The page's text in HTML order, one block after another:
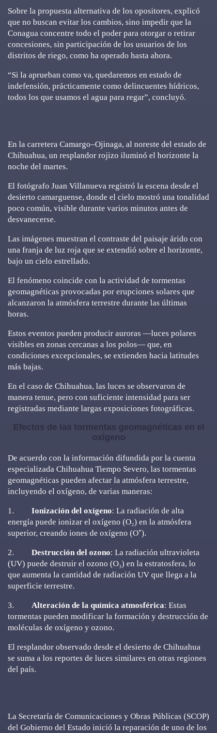
Sobre la propuesta alternativa de los opositores, explicó
que no buscan evitar los cambios, sino impedir que la
Conagua concentre todo el poder para otorgar o retirar
concesiones, sin participación de los usuarios de los
distritos de riego, como ha operado hasta ahora.
“Si la aprueban como va, quedaremos en estado de
indefensión, prácticamente como delincuentes hídricos,
todos los que usamos el agua para regar”, concluyó.
En la carretera Camargo–Ojinaga, al noreste del estado de
Chihuahua, un resplandor rojizo iluminó el horizonte la
noche del martes.
El fotógrafo Juan Villanueva registró la escena desde el
desierto camarguense, donde el cielo mostró una tonalidad
poco común, visible durante varios minutos antes de
desvanecerse.
Las imágenes muestran el contraste del paisaje árido con
una franja de luz roja que se extendió sobre el horizonte,
bajo un cielo estrellado.
El fenómeno coincide con la actividad de tormentas
geomagnéticas provocadas por erupciones solares que
alcanzaron la atmósfera terrestre durante las últimas
horas.
Estos eventos pueden producir auroras —luces polares
visibles en zonas cercanas a los polos— que, en
condiciones excepcionales, se extienden hacia latitudes
más bajas.
En el caso de Chihuahua, las luces se observaron de
manera tenue, pero con suficiente intensidad para ser
registradas mediante largas exposiciones fotográficas.
Efectos de las tormentas geomagnéticas en el
oxígeno
De acuerdo con la información difundida por la cuenta
especializada Chihuahua Tiempo Severo, las tormentas
geomagnéticas pueden afectar la atmósfera terrestre,
incluyendo el oxígeno, de varias maneras:
1. Ionización del oxígeno: La radiación de alta
energía puede ionizar el oxígeno (O₂) en la atmósfera
superior, creando iones de oxígeno (O⁺).
2. Destrucción del ozono: La radiación ultravioleta
(UV) puede destruir el ozono (O₃) en la estratosfera, lo
que aumenta la cantidad de radiación UV que llega a la
superficie terrestre.
3. Alteración de la química atmosférica: Estas
tormentas pueden modificar la formación y destrucción de
moléculas de oxígeno y ozono.
El resplandor observado desde el desierto de Chihuahua
se suma a los reportes de luces similares en otras regiones
del país.
La Secretaría de Comunicaciones y Obras Públicas (SCOP)
del Gobierno del Estado inició la reparación de uno de los